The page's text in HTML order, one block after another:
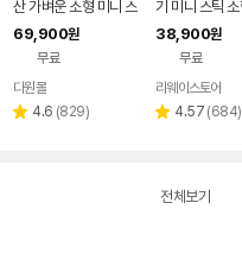
산 가벼운 소형 미니 스
틱 진공 원룸 HV210
69,900원
무료
다원몰
별 4.6 리
(829)
기 미니 스틱
원룸 핸디청소
선 5M 670
38,900원
무료
리웨이스토어
별 4.57 리
(684)
전체보기